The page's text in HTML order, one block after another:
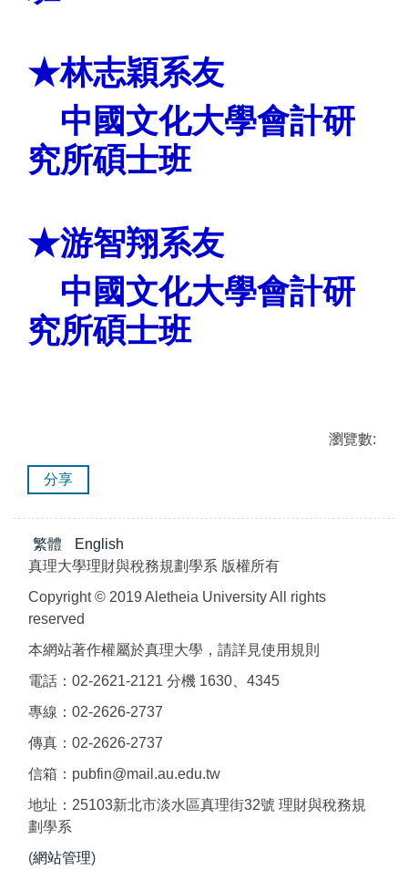
★林志穎系友
中國文化大學會計研
究所碩士班
★游智翔系友
中國文化大學會計研
究所碩士班
瀏覽數:
分享
繁體
English
真理大學理財與稅務規劃學系 版權所有
Copyright © 2019 Aletheia University All rights
reserved
本網站著作權屬於真理大學，請詳見使用規則
電話：02-2621-2121 分機 1630、4345
專線：02-2626-2737
傳真：02-2626-2737
信箱：pubfin@mail.au.edu.tw
地址：25103新北市淡水區真理街32號 理財與稅務規
劃學系
(網站管理)